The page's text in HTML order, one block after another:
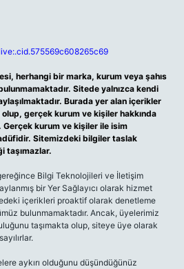
herhangi bir marka, kurum veya şahıs
Sitede yalnızca kendi
Burada yer alan içerikler
gerçek kurum ve kişiler hakkında
Gerçek kurum ve kişiler ile isim
Sitemizdeki bilgiler taslak
taşımazlar.
Bilgi Teknolojileri ve İletişim
bir Yer Sağlayıcı olarak hizmet
içerikleri proaktif olarak denetleme
bulunmamaktadır. Ancak, üyelerimiz
taşımakta olup, siteye üye olarak
aykırı olduğunu düşündüğünüz